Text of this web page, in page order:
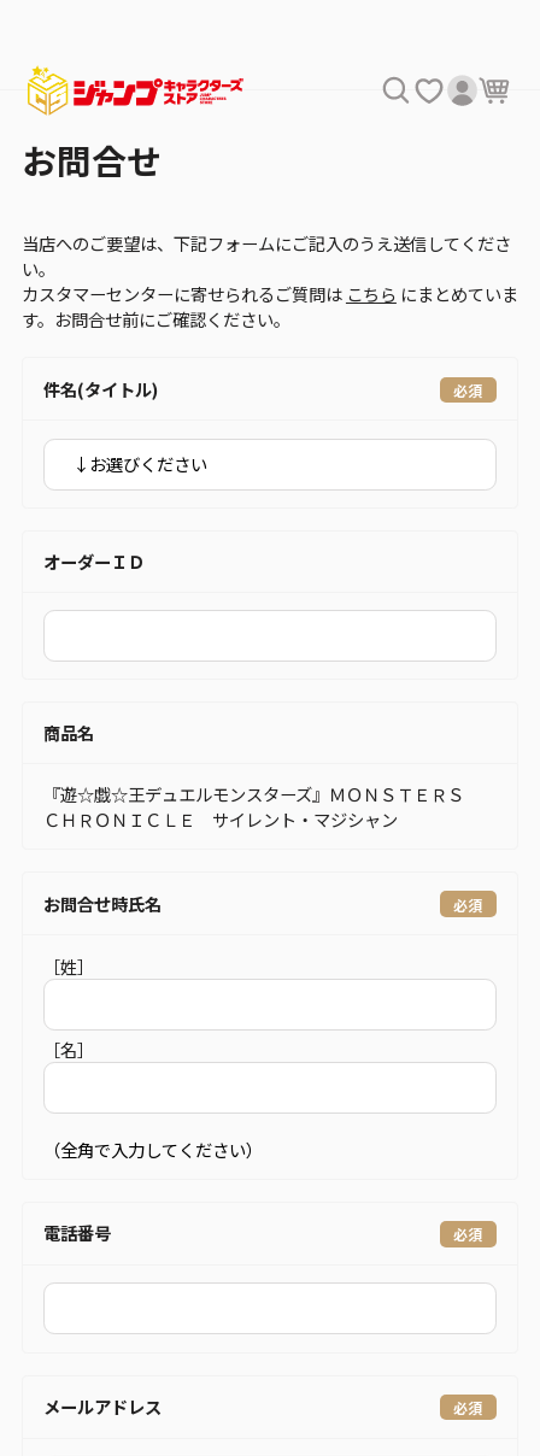
お問合せ
当店へのご要望は、下記フォームにご記入のうえ送信してくださ
い。
カスタマーセンターに寄せられるご質問は こちら にまとめていま
す。お問合せ前にご確認ください。
件名(タイトル)
オーダーＩＤ
商品名
『遊☆戯☆王デュエルモンスターズ』ＭＯＮＳＴＥＲＳ
ＣＨＲＯＮＩＣＬＥ サイレント・マジシャン
お問合せ時氏名
［姓］
［名］
（全角で入力してください）
電話番号
メールアドレス